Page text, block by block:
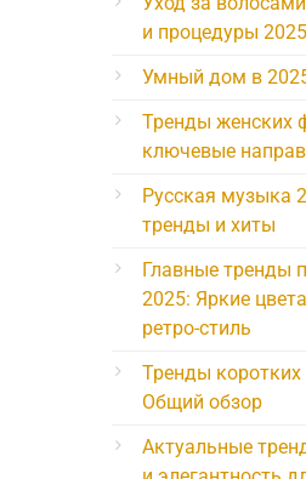
и процедуры 2025
Умный дом в
Тренды женских
ключевые
Русская музыка
тренды и хиты
Главные тренды
2025: Яркие
ретро-стиль
Тренды
Общий обзор
Актуальные